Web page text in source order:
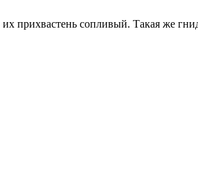
сопливый. Такая же